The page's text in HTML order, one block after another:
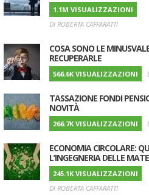
1.1M VISUALIZZAZIONI
DI ROBERTA CAFFARATTI
COSA SONO LE
RECUPERARLE
566.6K VISUALIZZAZIONI
TASSAZIONE FONDI
NOVITÀ
266.7K VISUALIZZAZIONI
ECONOMIA CIRCOLARE:
L’INGEGNERIA DELLE
245.1K VISUALIZZAZIONI
DI ROBERTA CAFFARATTI